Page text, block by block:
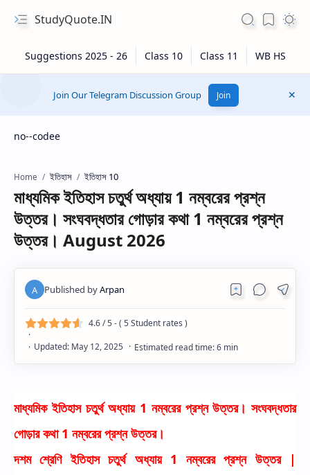
StudyQuote.IN
Join Our Telegram Discussion Group Join
no--codee
Home ইতিহাস ইতিহাস 10
মাধ্যমিক ইতিহাস চতুর্থ অধ্যায় 1 নম্বরের প্রশ্ন
উত্তর। সংঘবদ্ধতার গোড়ার কথা 1 নম্বরের প্রশ্ন
উত্তর। August 2026
4.6/ 5 - ( 5Student rates )
মাধ্যমিক ইতিহাস চতুর্থ অধ্যায়1 নম্বরের প্রশ্ন উত্তর। সংঘবদ্ধতার
গোড়ার কথা1 নম্বরের প্রশ্ন উত্তর।
দশম শ্রেণি ইতিহাস চতুর্থ অধ্যায়1 নম্বরের প্রশ্ন উত্তর|